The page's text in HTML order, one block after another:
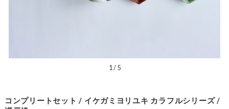
1 /5
コンプリートセット / イケガミヨリユキ カラフルシリーズ /